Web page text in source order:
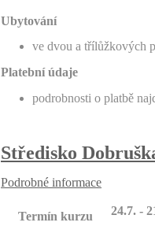
Ubytování
ve dvou a třílůžkových
Platební údaje
podrobnosti o platbě
Středisko
Podrobné informace
Termín kurzu 24.7. -